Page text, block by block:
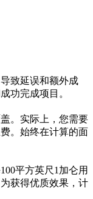
致延误和额外成
功完成项目。
。实际上，您需要
。始终在计算的面
平方英尺1加仑用
获得优质效果，计